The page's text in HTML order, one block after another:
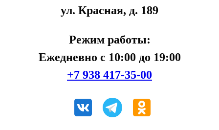
ул. Красная, д. 189
Режим работы:
Ежедневно с 10:00 до 19:00
+7 938 417-35-00